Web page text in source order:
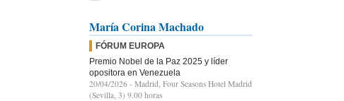
María Corina Machado
FÓRUM EUROPA
Premio Nobel de la Paz 2025 y líder
opositora en Venezuela
20/04/2026 - Madrid, Four Seasons Hotel Madrid
(Sevilla, 3) 9.00 horas